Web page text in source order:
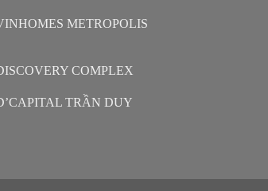
METROPOLIS
COMPLEX
TRẦN DUY